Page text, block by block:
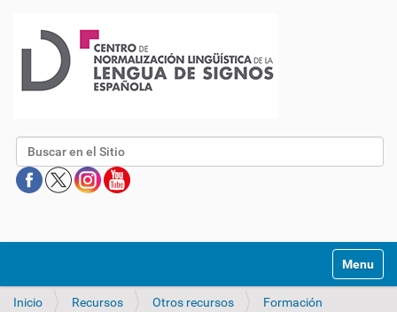
Buscar
Mostrar/
Inicio Recursos Otros recursos
Formación